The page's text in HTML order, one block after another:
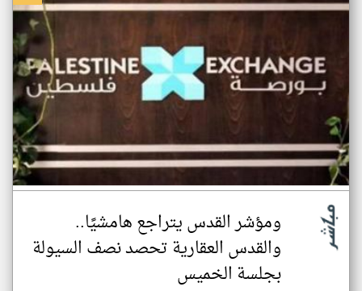
ومؤشر القدس يتراجع هامشيًا..
والقدس العقارية تحصد نصف السيولة
بجلسة الخميس